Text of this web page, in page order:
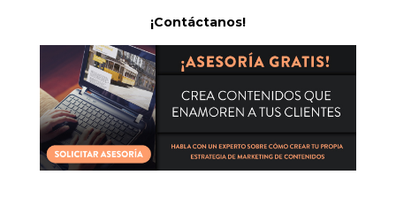
¡Contáctanos!